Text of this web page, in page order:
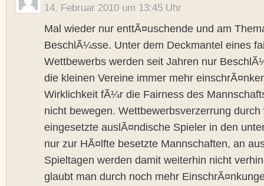
14. Februar 2010 um 13:45 Uhr
Mal wieder nur enttÃ¤uschende und am
BeschlÃ¼sse. Unter dem Deckmantel eines
Wettbewerbs werden seit Jahren nur
die kleinen Vereine immer mehr
Wirklichkeit fÃ¼r die Fairness des
nicht bewegen. Wettbewerbsverzerrung
eingesetzte auslÃ¤ndische Spieler in den
nur zur HÃ¤lfte besetzte Mannschaften, an
Spieltagen werden damit weiterhin nicht
glaubt man durch noch mehr